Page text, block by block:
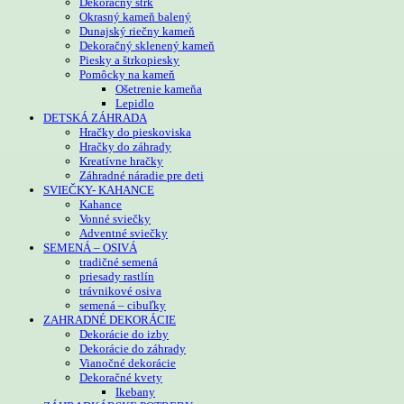
Okrasný kameň balený
Dunajský riečny kameň
Dekoračný sklenený kameň
Piesky a štrkopiesky
Pomôcky na kameň
Ošetrenie kameňa
Lepidlo
DETSKÁ ZÁHRADA
Hračky do pieskoviska
Hračky do záhrady
Kreatívne hračky
Záhradné náradie pre deti
SVIEČKY- KAHANCE
Kahance
Vonné sviečky
Adventné sviečky
SEMENÁ – OSIVÁ
tradičné semená
priesady rastlín
trávnikové osiva
semená – cibuľky
ZAHRADNÉ DEKORÁCIE
Dekorácie do izby
Dekorácie do záhrady
Vianočné dekorácie
Dekoračné kvety
Ikebany